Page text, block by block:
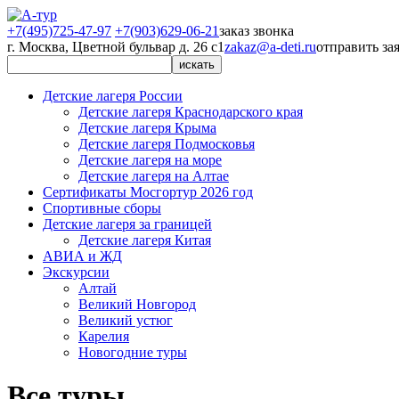
+7(495)725-47-97 +7(903)629-06-21заказ звонка
г. Москва, Цветной бульвар д. 26 с1zakaz@a-deti.ruотправить
Детские лагеря России
Детские лагеря Краснодарского края
Детские лагеря Крыма
Детские лагеря Подмосковья
Детские лагеря на море
Детские лагеря на Алтае
Сертификаты Мосгортур 2026 год
Спортивные сборы
Детские лагеря за границей
Детские лагеря Китая
АВИА и ЖД
Экскурсии
Алтай
Великий Новгород
Великий устюг
Карелия
Новогодние туры